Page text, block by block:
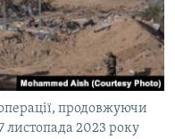
операції, продовжуючи
листопада 2023 року